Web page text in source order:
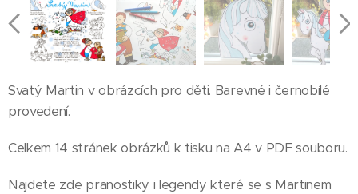
Svatý Martin v obrázcích pro děti. Barevné i černobílé
provedení.
Celkem 14 stránek obrázků k tisku na A4 v PDF souboru.
Najdete zde pranostiky i legendy které se s Martinem